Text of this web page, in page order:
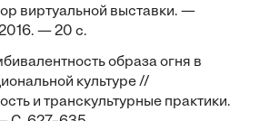
виртуальной выставки. —
— 20 с.
образа огня в
культуре //
и транскультурные практики.